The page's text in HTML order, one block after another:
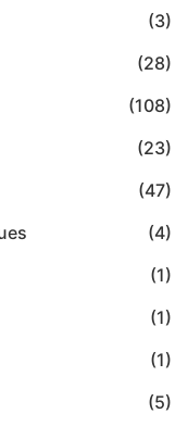
(3)
(28)
(108)
(23)
(47)
(4)
(1)
(1)
(1)
(5)